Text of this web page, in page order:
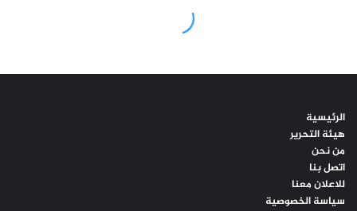
الرئيسية
هيئة التحرير
من نحن
اتصل بنا
للاعلان معنا
سياسة الخصوصية